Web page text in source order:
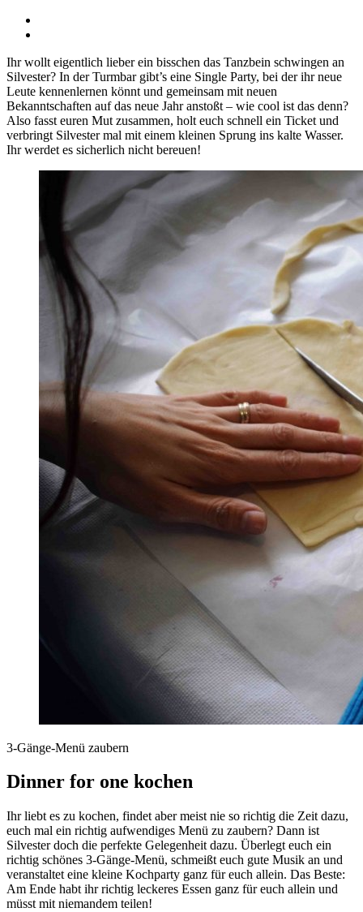
Ihr wollt eigentlich lieber ein bisschen das Tanzbein schwingen an
Silvester? In der Turmbar gibt’s eine Single Party, bei der ihr neue
Leute kennenlernen könnt und gemeinsam mit neuen
Bekanntschaften auf das neue Jahr anstoßt – wie cool ist das denn?
Also fasst euren Mut zusammen, holt euch schnell ein Ticket und
verbringt Silvester mal mit einem kleinen Sprung ins kalte Wasser.
Ihr werdet es sicherlich nicht bereuen!
3-Gänge-Menü zaubern
Dinner for one kochen
Ihr liebt es zu kochen, findet aber meist nie so richtig die Zeit dazu,
euch mal ein richtig aufwendiges Menü zu zaubern? Dann ist
Silvester doch die perfekte Gelegenheit dazu. Überlegt euch ein
richtig schönes 3-Gänge-Menü, schmeißt euch gute Musik an und
veranstaltet eine kleine Kochparty ganz für euch allein. Das Beste:
Am Ende habt ihr richtig leckeres Essen ganz für euch allein und
müsst mit niemandem teilen!